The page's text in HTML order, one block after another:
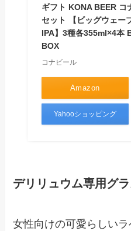
ギフト KONA BEER コ
セット 【ビッグウェー
IPA】3種各355ml×4本
BOX
コナビール
Amazon
Yahooショッピング
デリリュウム専用グ
女性向けの可愛らしい